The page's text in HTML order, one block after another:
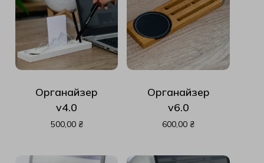
Органайзер
v4.0
500,00 ₴
Органайзер
v6.0
600,00 ₴